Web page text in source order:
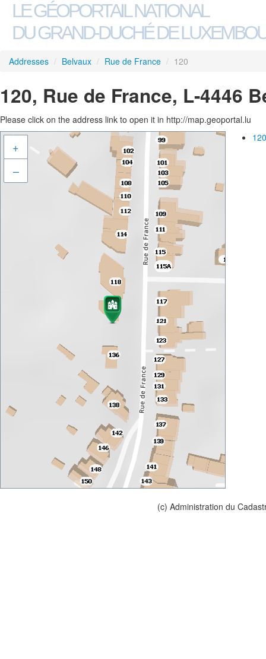
LE GÉOPORTAIL NATIONAL
DU GRAND-DUCHÉ DE
Addresses / Belvaux / Rue de France / 120
120, Rue de France, L-4446
Please click on the address link to open it in http://map.geoportal.lu
+
–
(c) Administration du